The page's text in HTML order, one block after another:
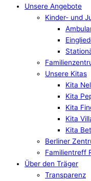
Unsere Angebote
Kinder- und
Unsere Kitas
Kita
Kita
Kita
Kita
Kita
Berliner
Familientreff
Über den Träger
Transparenz